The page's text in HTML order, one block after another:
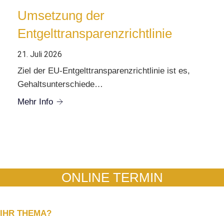
Umsetzung der
Entgelttransparenzrichtlinie
21. Juli 2026
Ziel der EU-Entgelttransparenzrichtlinie ist es,
Gehaltsunterschiede…
Mehr Info
ONLINE TERMIN
IHR THEMA?